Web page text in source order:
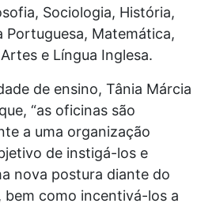
Sociologia, História,
Portuguesa, Matemática,
e Língua Inglesa.
de ensino, Tânia Márcia
“as oficinas são
a uma organização
de instigá-los e
nova postura diante do
como incentivá-los a